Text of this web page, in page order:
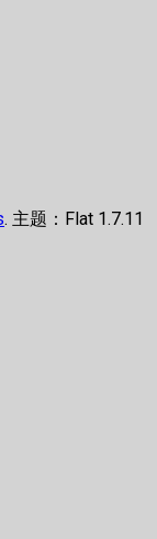
. 主题：Flat 1.7.11